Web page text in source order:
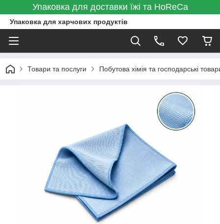
Упаковка для доставки їжі та HoReCa
Упаковка для харчових продуктів
Товари та послуги Побутова хімія та господарські